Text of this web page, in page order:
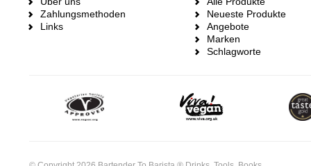
Zahlungsmethoden
Links
Neueste Produkte
Angebote
Marken
Schlagworte